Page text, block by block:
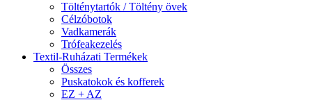
Tölténytartók / Töltény övek
Célzóbotok
Vadkamerák
Trófeakezelés
Textil-Ruházati Termékek
Összes
Puskatokok és kofferek
EZ + AZ